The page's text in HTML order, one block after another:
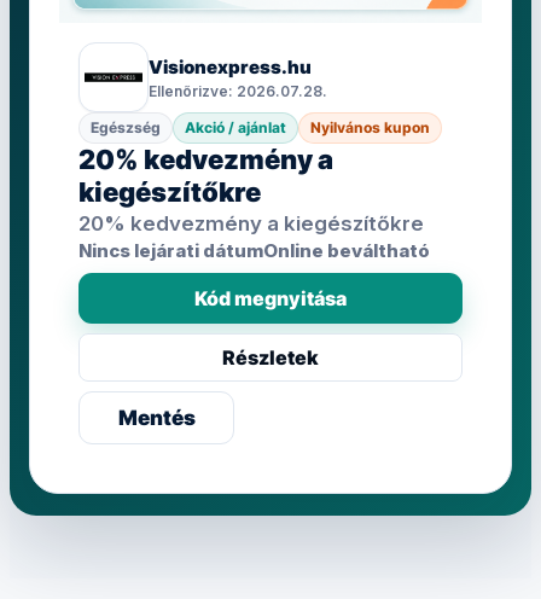
Visionexpress.hu
Ellenőrizve: 2026.07.28.
Egészség
Akció / ajánlat Nyilvános kupon
20% kedvezmény a
kiegészítőkre
20% kedvezmény a kiegészítőkre
Nincs lejárati dátumOnline beváltható
Kód megnyitása
Részletek
Mentés